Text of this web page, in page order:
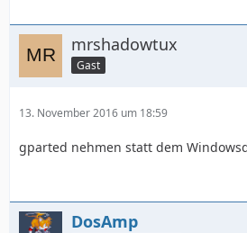
mrshadowtux
Gast
13. November 2016 um 18:59
gparted nehmen statt dem
DosAmp